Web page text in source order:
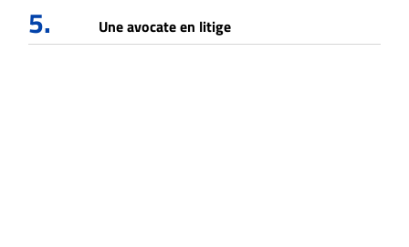
5. Une avocate en litige